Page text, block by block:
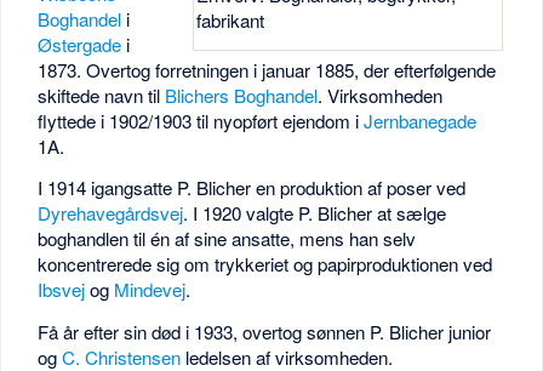
fabrikant
Boghandel i
Østergade i
1873. Overtog forretningen i januar 1885, der efterfølgende
skiftede navn til Blichers Boghandel. Virksomheden
flyttede i 1902/1903 til nyopført ejendom iJernbanegade
1A.
I 1914 igangsatte P. Blicher en produktion af poser ved
Dyrehavegårdsvej. I 1920 valgte P. Blicher at sælge
boghandlen til én af sine ansatte, mens han selv
koncentrerede sig om trykkeriet og papirproduktionen ved
Ibsvejog Mindevej.
Få år efter sin død i 1933, overtog sønnen P. Blicher junior
ogC. Christensen ledelsen af virksomheden.